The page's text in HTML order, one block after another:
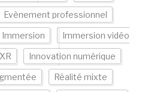
Evènement professionnel
Immersion Immersion vidéo
Innovation numérique
Réalité mixte